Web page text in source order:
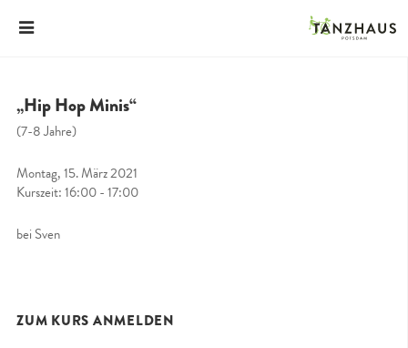
„Hip Hop Minis“
(7-8 Jahre)
Montag, 15. März 2021
Kurszeit: 16:00 - 17:00
bei Sven
ZUM KURS ANMELDEN